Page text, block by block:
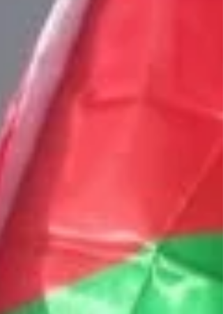
fare i turisti, siamo ancora lì. Il Libano è la